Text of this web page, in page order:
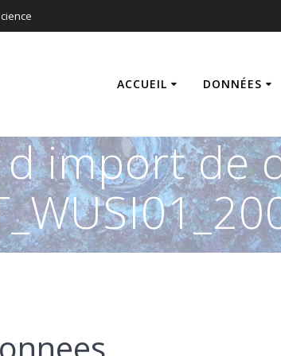
ACCUEIL DONNÉES
d import de